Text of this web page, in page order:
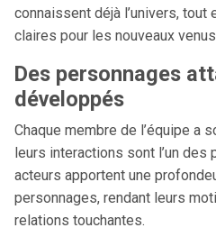
connaissent déjà l’univers,
claires pour les nouveaux
Des personnages
développés
Chaque membre de l’équipe a
leurs interactions sont l’un
acteurs apportent une
personnages, rendant leurs
relations touchantes.